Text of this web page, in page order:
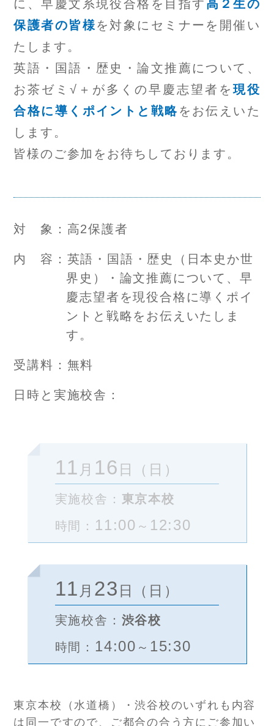
に、早慶文系現役合格を目指す高２生の
保護者の皆様を対象にセミナーを開催い
たします。
英語・国語・歴史・論文推薦について、
お茶ゼミ√＋が多くの早慶志望者を現役
合格に導くポイントと戦略をお伝えいた
します。
皆様のご参加をお待ちしております。
対 象：高2保護者
内 容：英語・国語・歴史（日本史か世
界史）・論文推薦について、早
慶志望者を現役合格に導くポイ
ントと戦略をお伝えいたしま
す。
受講料：無料
日時と実施校舎：
11 月 16 日（日）
実施校舎： 東京本校
時間： 11:00 ～ 12:30
11 月 23 日（日）
実施校舎： 渋谷校
時間： 14:00 ～ 15:30
東京本校（水道橋）・渋谷校のいずれも内容
は同一ですので、ご都合の合う方にご参加い